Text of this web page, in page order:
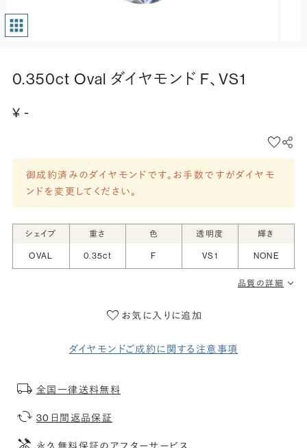
0.350ct Oval ダイヤモンド F、VS1
¥ -
御成約済みのダイヤモンドです。お手数ですがダイヤモ
ンドを変更してください。
シェイプ 重さ 色 透明度 輝き
OVAL 0.35ct F VS1 NONE
品質の詳細
お気に入りに追加
ダイヤモンドご成約に関する注意事項
全国一律送料無料
30日間返品保証